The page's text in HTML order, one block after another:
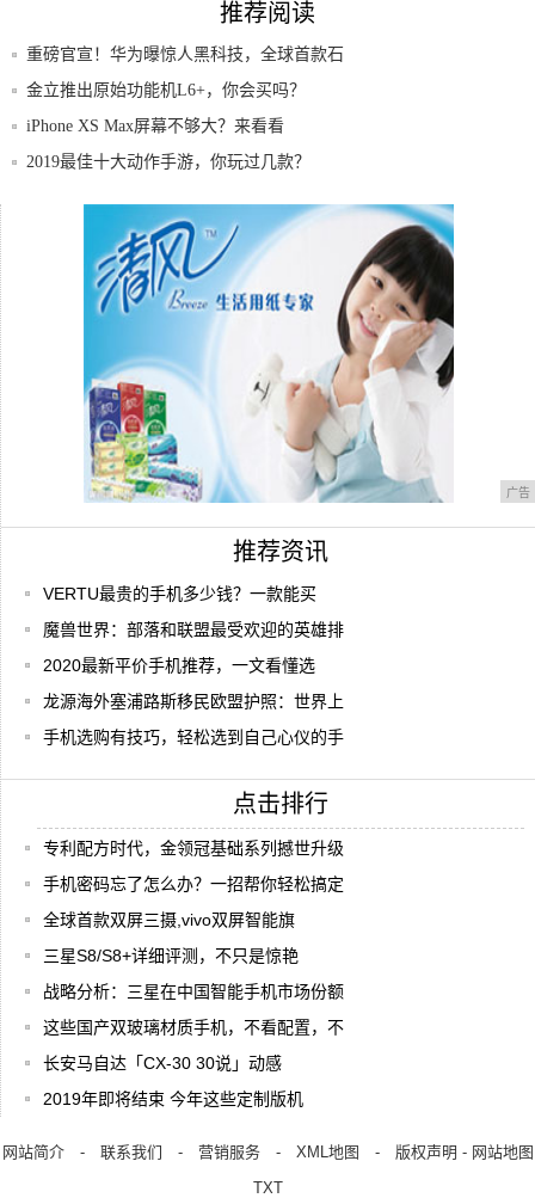
推荐阅读
重磅官宣！华为曝惊人黑科技，全球首款石
墨烯电
金立推出原始功能机L6+，你会买吗？
iPhone XS Max屏幕不够大？来看看
2019最佳十大动作手游，你玩过几款？
厉害了金立，7.5寸超大全面屏手机曝光，
广告
推荐资讯
VERTU最贵的手机多少钱？一款能买
魔兽世界：部落和联盟最受欢迎的英雄排
2020最新平价手机推荐，一文看懂选
龙源海外塞浦路斯移民欧盟护照：世界上
手机选购有技巧，轻松选到自己心仪的手
点击排行
专利配方时代，金领冠基础系列撼世升级
手机密码忘了怎么办？一招帮你轻松搞定
全球首款双屏三摄,vivo双屏智能旗
三星S8/S8+详细评测，不只是惊艳
战略分析：三星在中国智能手机市场份额
这些国产双玻璃材质手机，不看配置，不
长安马自达「CX-30 30说」动感
2019年即将结束 今年这些定制版机
网站简介- 联系我们 - 营销服务- XML地图 - 版权声明 - 网站地图
TXT